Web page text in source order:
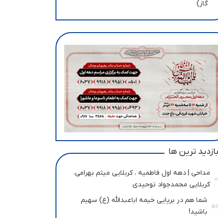
گاز)
ترین ها
مداحی | دهه اول فاطمیه ، کربلایی میثم بهرامی،
کربلایی محمدجواد توحیدی
شما هم در برپایی خیمه اباعبدالله (ع) سهیم
باشید!